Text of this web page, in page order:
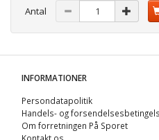
Antal
INFORMATIONER
Persondatapolitik
Handels- og
Om forretningen På Sporet
Kontakt os